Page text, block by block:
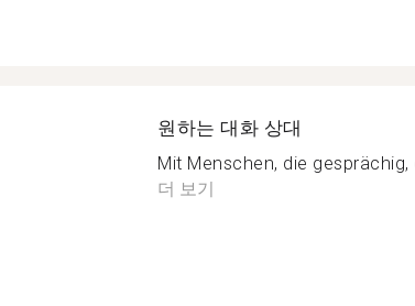
원하는 대화 상대
Mit Menschen, die
더 보기